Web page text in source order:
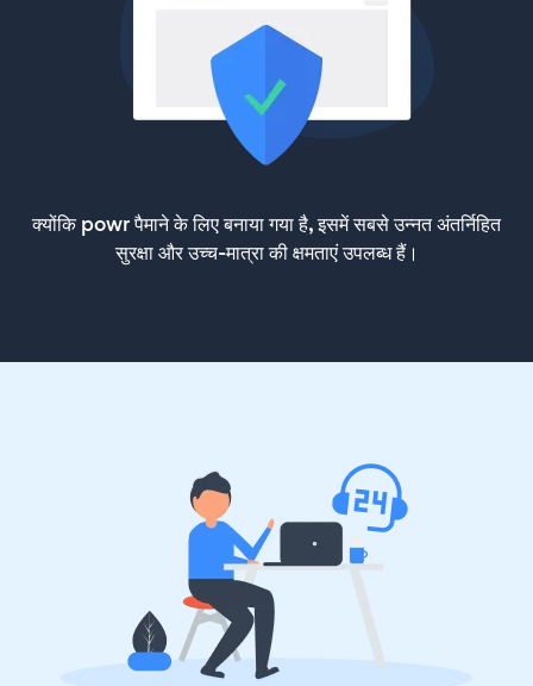
क्योंकि powr पैमाने के लिए बनाया गया है, इसमें सबसे उन्नत अंतर्निहित
सुरक्षा और उच्च-मात्रा की क्षमताएं उपलब्ध हैं।